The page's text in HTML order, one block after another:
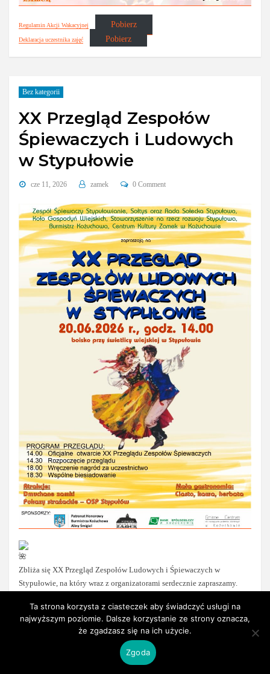
Regulamin Akcji Wakacyjnej Pobierz
Deklaracja uczestnika zajęć Pobierz
Bez kategorii
XX Przegląd Zespołów
Śpiewaczych i Ludowych
w Stypułowie
cze 11, 2026 zamek 0 Comment
Zbliża się XX Przegląd Zespołów Ludowych i Śpiewaczych w
Stypułowie, na który wraz z organizatorami serdecznie zapraszamy.
Kiedy? 20 czerwca.
Ta strona korzysta z ciasteczek aby świadczyć usługi na
najwyższym poziomie. Dalsze korzystanie ze strony oznacza,
że zgadzasz się na ich użycie.
Zgoda